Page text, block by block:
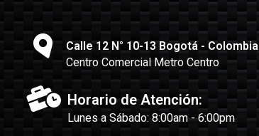
Calle 12 N° 10-13 Bogotá - Colombia
Centro Comercial Metro Centro
Horario de Atención:
Lunes a Sábado: 8:00am - 6:00pm